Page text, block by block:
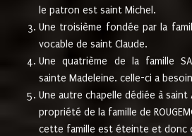
le patron est saint Michel.
Une troisième fondée par la
vocable de saint Claude.
Une quatrième de la famille
sainte Madeleine. celle-ci a
Une autre chapelle dédiée à
propriété de la famille de
cette famille est éteinte et donc